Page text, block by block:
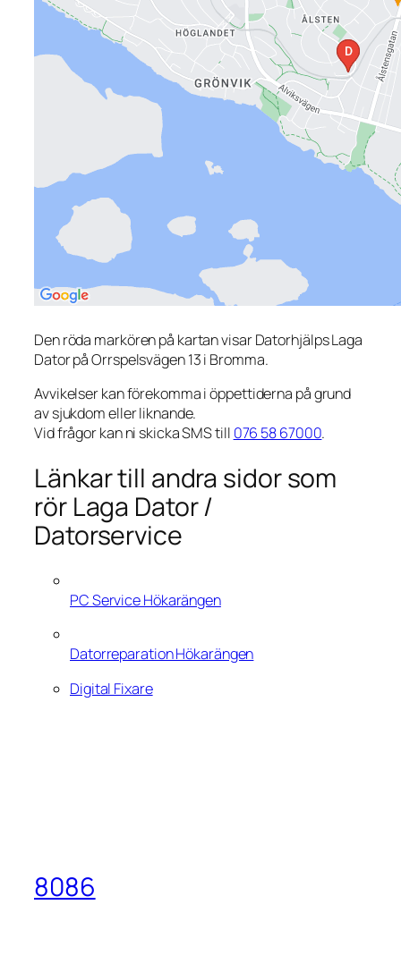
Den röda markören på kartan visar Datorhjälps Laga
Dator på Orrspelsvägen 13 i Bromma.
Avvikelser kan förekomma i öppettiderna på grund
av sjukdom eller liknande.
Vid frågor kan ni skicka SMS till 076 58 67000.
Länkar till andra sidor som
rör Laga Dator /
Datorservice
PC Service Hökarängen
Datorreparation Hökarängen
Digital Fixare
8086